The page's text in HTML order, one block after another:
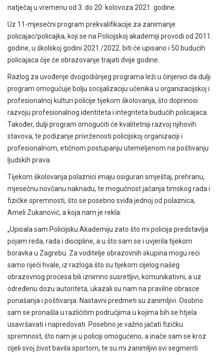
natječaj u vremenu od 3. do 20. kolovoza 2021. godine.
Uz 11-mjesečni program prekvalifikacije za zanimanje
policajac/policajka, koji se na Policijskoj akademiji provodi od 2011.
godine, u školskoj godini 2021./2022. biti će upisano i 50 budućih
policajaca čije će obrazovanje trajati dvije godine.
Razlog za uvođenje dvogodišnjeg programa leži u činjenici da dulji
program omogućuje bolju socijalizaciju učenika u organizacijskoj i
profesionalnoj kulturi policije tijekom školovanja, što doprinosi
razvoju profesionalnog identiteta i integriteta budućih policajaca.
Također, dulji program omogućiti će kvalitetniji razvoj njihovih
stavova, te podizanje privrženosti policijskoj organizaciji i
profesionalnom, etičnom postupanju utemeljenom na poštivanju
ljudskih prava.
Tijekom školovanja polaznici imaju osiguran smještaj, prehranu,
mjesečnu novčanu naknadu, te mogućnost jačanja timskog rada i
fizičke spremnosti, što se posebno sviđa jednoj od polaznica,
Ameli Zukanović, a koja nam je rekla:
„Upisala sam Policijsku Akademiju zato što mi policija predstavlja
pojam reda, rada i discipline, a u što sam se i uvjerila tijekom
boravka u Zagrebu. Za voditelje obrazovnih skupina mogu reći
samo riječi hvale, iz razloga što su tijekom cijelog našeg
obrazovnog procesa bili iznimno susretljivi, komunikativni, a uz
određenu dozu autoriteta, ukazali su nam na pravilne obrasce
ponašanja i poštivanja. Nastavni predmeti su zanimljivi. Osobno
sam se pronašla u različitim područjima u kojima bih se htjela
usavršavati i napredovati. Posebno je važno jačati fizičku
spremnost, što nam je u policiji omogućeno, a inače sam se kroz
cijeli svoj život bavila sportom, te su mi zanimljivi svi segmenti